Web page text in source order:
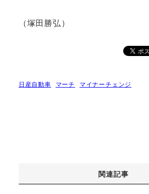
（塚田勝弘）
日産自動車 マーチ マイナーチェンジ
関連記事